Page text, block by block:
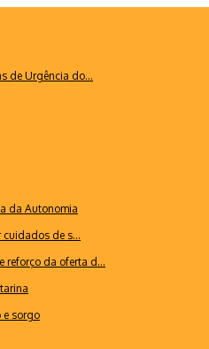
de Urgência do...
da Autonomia
cuidados de s...
reforço da oferta d...
e sorgo